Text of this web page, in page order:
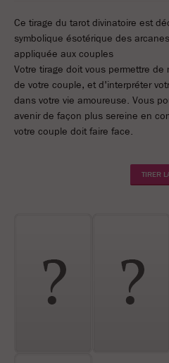
Ce tirage du tarot divinatoire est
symbolique ésotérique des
appliquée aux couples
Votre tirage doit vous permettre
de votre couple, et d'interpréter
dans votre vie amoureuse. Vous
avenir de façon plus sereine en
votre couple doit faire face.
TIRER